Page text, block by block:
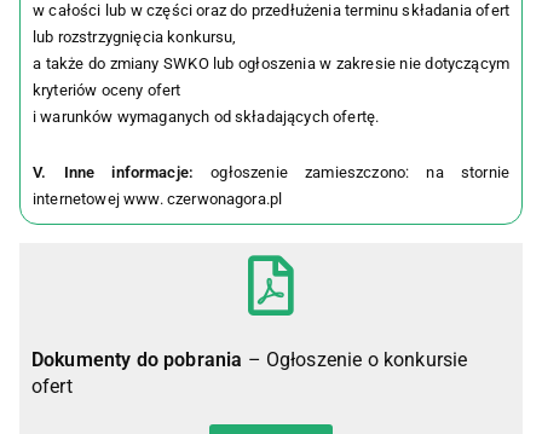
w całości lub w części oraz do przedłużenia terminu składania ofert
lub rozstrzygnięcia konkursu,
a także do zmiany SWKO lub ogłoszenia w zakresie nie dotyczącym
kryteriów oceny ofert
i warunków wymaganych od składających ofertę.
V. Inne informacje:ogłoszenie zamieszczono: na stornie
internetowej www. czerwonagora.pl
Dokumenty do pobrania – Ogłoszenie o konkursie
ofert